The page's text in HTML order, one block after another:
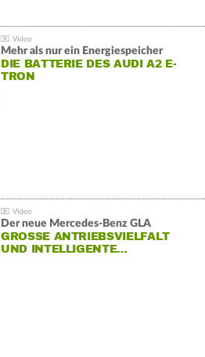
Mehr als nur ein Energiespeicher
DIE BATTERIE DES AUDI A2 E-
TRON
Der neue Mercedes-Benz GLA
GROSSE ANTRIEBSVIELFALT U
ND INTELLIGENTE…